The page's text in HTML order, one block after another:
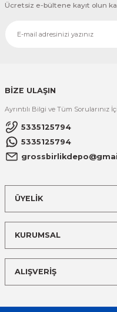
Ücretsiz e-bültene kayıt olun
BİZE ULAŞIN
Ayrıntılı Bilgi ve Tüm Sorularınız
5335125794
5335125794
ÜYELİK
KURUMSAL
ALIŞVERİŞ